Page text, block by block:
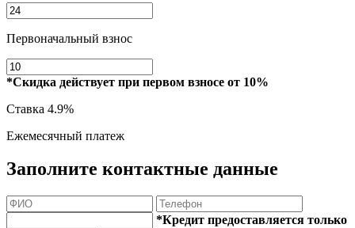
Первоначальный взнос
*Скидка действует при первом взносе от 10%
Ставка 4.9%
Ежемесячный платеж
Заполните контактные данные
*Кредит предоставляется только